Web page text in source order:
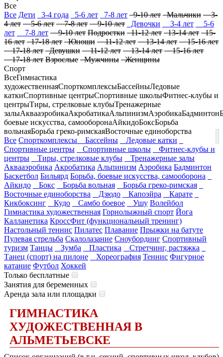
Все
Все Дети 3-4 года 5-6 лет 7-8 лет 9-10 лет Мальчики 3-
4 лет 5-6 лет 7-8 лет 9-10 лет Девочки 3-4 лет
5-6
лет
7-8 лет 9-10 лет Подростки 11-12 лет 13-14 лет 15-
16 лет 17-18 лет Юноши 11-12 лет 13-14 лет 15-16 лет
17-18 лет Девушки 11-12 лет 13-14 лет 15-16 лет
17-18 лет Взрослые Мужчины Женщины
Спорт
ВсеГимнастика
художественнаяСпорткомплексыБассейныЛедовые
каткиСпортивные центрыСпортивные школыФитнес-клубы и
центрыТиры, стрелковые клубыТренажерные
залыАквааэробикаАкробатикаАльпинизмАэробикаБадминтон
боевые искусства, самооборонаАйкидоБоксБорьба
вольнаяБорьба греко-римскаяВосточные единоборства
Все Спорткомплексы Бассейны
Ледовые катки
Спортивные центры
Спортивные школы
Фитнес-клубы и
центры
Тиры, стрелковые клубы
Тренажерные залы
Аквааэробика Акробатика Альпинизм Аэробика Бадминтон
Баскетбол Бильярд Борьба, боевые искусства, самооборона
Айкидо
Бокс Борьба вольная
Борьба греко-римская
Восточные единоборства
Дзюдо Капоэйра
Карате
Кикбоксинг
Кудо Самбо боевое Ушу Волейбол
Гимнастика художественная Горнолыжный спорт Йога
Калланетика КроссФит (функциональный тренинг)
Настольный теннис Пилатес Плавание Прыжки на батуте
Пулевая стрельба Скалолазание Сноубординг Спортивный
туризм Танцы Зумба Пластика
Стретчинг, растяжка
Танец (спорт) на пилоне
Хореография Теннис Фигурное
катание Футбол Хоккей
Только бесплатные
Занятия для беременных
Аренда зала или площадки
ГИМНАСТИКА
ХУДОЖЕСТВЕННАЯ В
АЛЬМЕТЬЕВСКЕ